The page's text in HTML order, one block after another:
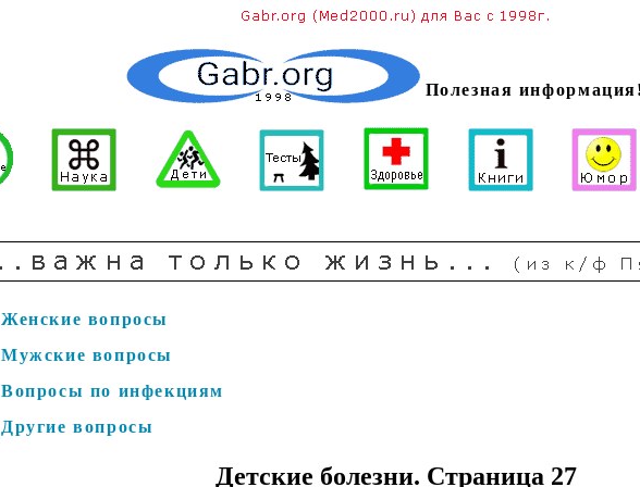
Полезная
Женские вопросы
Мужские вопросы
Вопросы по инфекциям
Другие вопросы
Детские болезни. Страница 27